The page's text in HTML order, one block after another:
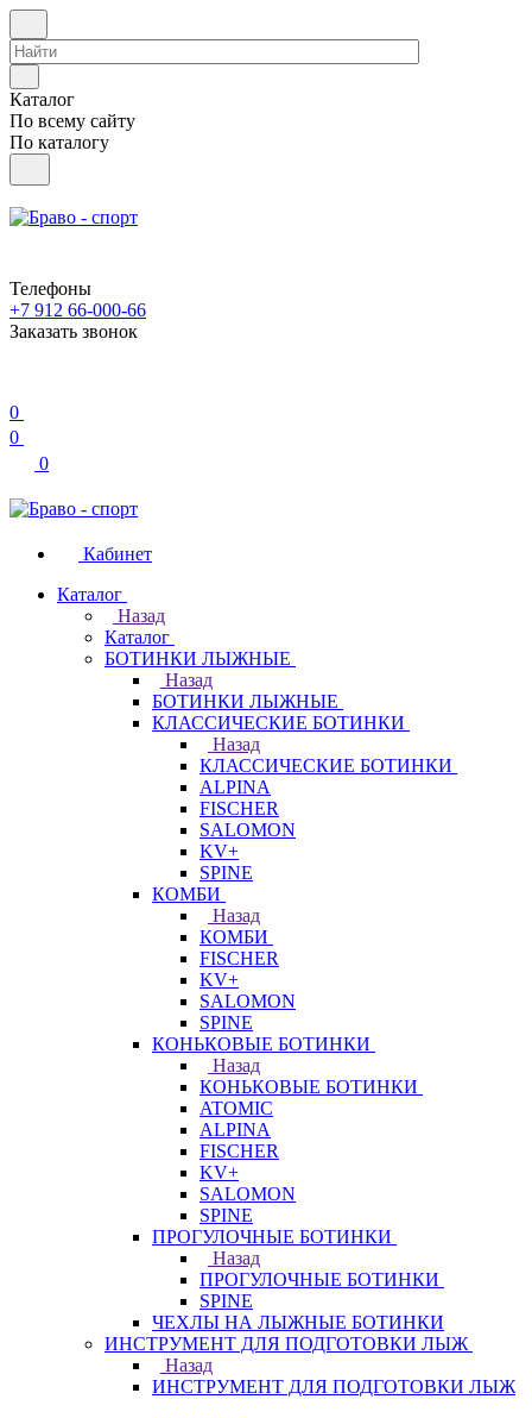
Каталог
По всему сайту
По каталогу
Телефоны
+7 912 66-000-66
Заказать звонок
0
0
0
Кабинет
Каталог
Назад
Каталог
БОТИНКИ ЛЫЖНЫЕ
Назад
БОТИНКИ ЛЫЖНЫЕ
КЛАССИЧЕСКИЕ БОТИНКИ
Назад
КЛАССИЧЕСКИЕ БОТИНКИ
ALPINA
FISCHER
SALOMON
KV+
SPINE
КОМБИ
Назад
КОМБИ
FISCHER
KV+
SALOMON
SPINE
КОНЬКОВЫЕ БОТИНКИ
Назад
КОНЬКОВЫЕ БОТИНКИ
ATOMIC
ALPINA
FISCHER
KV+
SALOMON
SPINE
ПРОГУЛОЧНЫЕ БОТИНКИ
Назад
ПРОГУЛОЧНЫЕ БОТИНКИ
SPINE
ЧЕХЛЫ НА ЛЫЖНЫЕ БОТИНКИ
ИНСТРУМЕНТ ДЛЯ ПОДГОТОВКИ ЛЫЖ
Назад
ИНСТРУМЕНТ ДЛЯ ПОДГОТОВКИ ЛЫЖ